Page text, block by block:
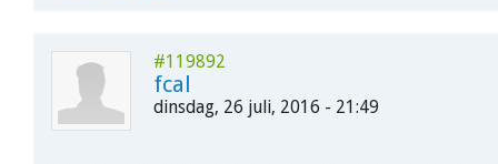
#119892
fcal
dinsdag, 26 juli, 2016 - 21:49